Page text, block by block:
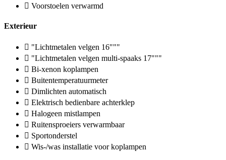
Voorstoelen verwarmd
Exterieur
"Lichtmetalen velgen 16"""
"Lichtmetalen velgen multi-spaaks 17"""
Bi-xenon koplampen
Buitentemperatuurmeter
Dimlichten automatisch
Elektrisch bedienbare achterklep
Halogeen mistlampen
Ruitensproeiers verwarmbaar
Sportonderstel
Wis-/was installatie voor koplampen